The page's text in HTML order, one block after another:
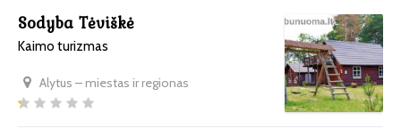
Sodyba Tėviškė
Kaimo turizmas
Alytus – miestas ir regionas